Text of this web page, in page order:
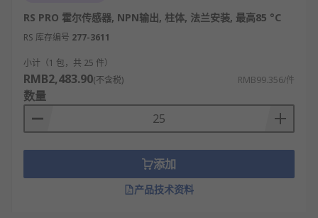
RS PRO 霍尔传感器, NPN输出, 柱体, 法兰安装, 最高85 °C
RS 库存编号 277-3611
小计（1 包，共 25 件）
RMB2,483.90(不含税) RMB99.356/件
数量
添加
产品技术资料